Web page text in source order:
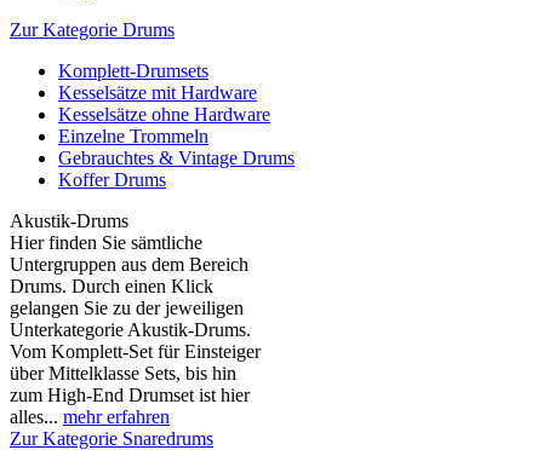
Zur Kategorie Drums
Komplett-Drumsets
Kesselsätze mit Hardware
Kesselsätze ohne Hardware
Einzelne Trommeln
Gebrauchtes & Vintage Drums
Koffer Drums
Akustik-Drums
Hier finden Sie sämtliche
Untergruppen aus dem Bereich
Drums. Durch einen Klick
gelangen Sie zu der jeweiligen
Unterkategorie Akustik-Drums.
Vom Komplett-Set für Einsteiger
über Mittelklasse Sets, bis hin
zum High-End Drumset ist hier
alles... mehr erfahren
Zur Kategorie Snaredrums